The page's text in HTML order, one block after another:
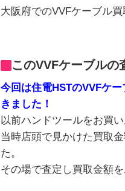
大阪府でのVVFケーブル買
このVVFケーブルの
今回は住電HSTのVVFケ
きました！
以前ハンドツールをお買
当時店頭で見かけた買取
た。
その場で査定し買取金額